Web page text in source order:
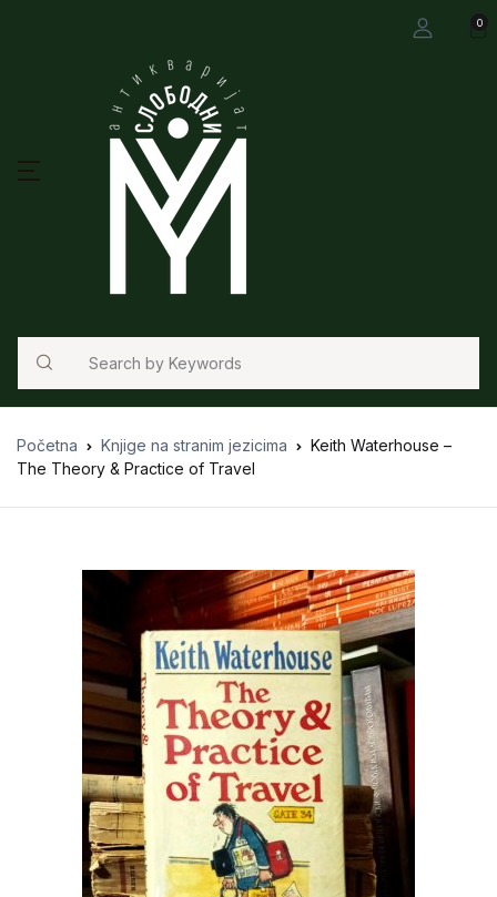
0
Search
Početna Knjige na stranim jezicima
Keith Waterhouse –
The Theory & Practice of Travel